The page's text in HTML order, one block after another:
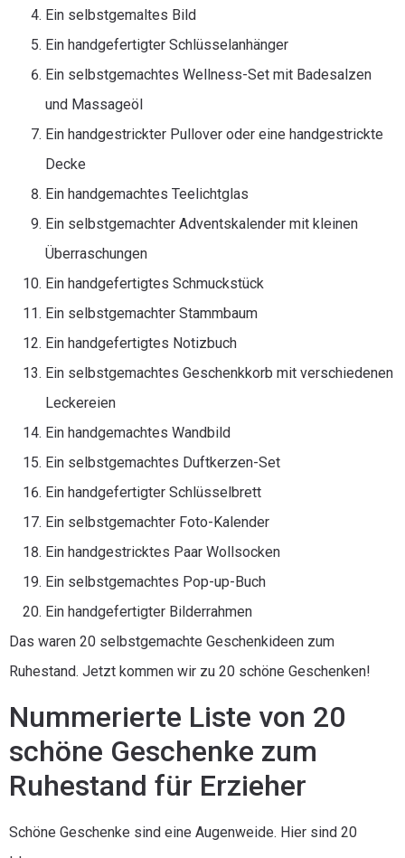
Ein selbstgemaltes Bild
Ein handgefertigter Schlüsselanhänger
Ein selbstgemachtes Wellness-Set mit Badesalzen
und Massageöl
Ein handgestrickter Pullover oder eine handgestrickte
Decke
Ein handgemachtes Teelichtglas
Ein selbstgemachter Adventskalender mit kleinen
Überraschungen
Ein handgefertigtes Schmuckstück
Ein selbstgemachter Stammbaum
Ein handgefertigtes Notizbuch
Ein selbstgemachtes Geschenkkorb mit verschiedenen
Leckereien
Ein handgemachtes Wandbild
Ein selbstgemachtes Duftkerzen-Set
Ein handgefertigter Schlüsselbrett
Ein selbstgemachter Foto-Kalender
Ein handgestricktes Paar Wollsocken
Ein selbstgemachtes Pop-up-Buch
Ein handgefertigter Bilderrahmen
Das waren 20 selbstgemachte Geschenkideen zum
Ruhestand. Jetzt kommen wir zu 20 schöne Geschenken!
Nummerierte Liste von 20
schöne Geschenke zum
Ruhestand für Erzieher
Schöne Geschenke sind eine Augenweide. Hier sind 20